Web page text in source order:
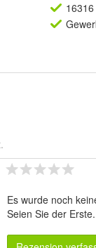
Es wurde noch
Seien Sie der